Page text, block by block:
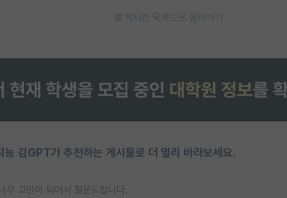
게시판 목록으로 돌아가기
능 김GPT가 추천하는 게시물로 더 멀리 바라보세요.
무 고민이 되어서 질문드립니다.